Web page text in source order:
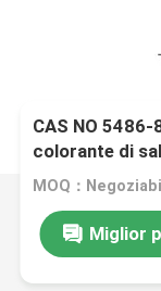
CAS NO
colorante di
MOQ：
Miglior